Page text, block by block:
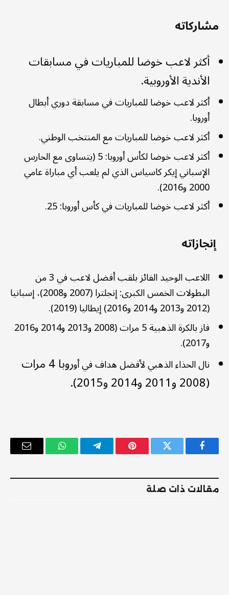
مشاركاته
أكثر لاعب خوضا للمباريات في مسابقات
الأندية الأوروبية.
أكثر لاعب خوضا للمباريات في مسابقة دوري أبطال
أوروبا.
أكثر لاعب خوضا للمباريات مع المنتخب الوطني.
أكثر لاعب خوضا لكأس أوروبا: 5 (يتساوى مع الحارس
الإسباني إيكر كاسياس الذي لم يلعب أي مباراة عامي
2000 و2016).
أكثر لاعب خوضا للمباريات في كأس أوروبا: 25.
إنجازاته
اللاعب الوحيد الفائز بلقب أفضل لاعب في 3 من
البطولات الخمس الكبرى: إنجلترا (2007 و2008)، إسبانيا
(2012 و2013 و2014 و2016) إيطاليا (2019).
فاز بالكرة الذهبية 5 مرات (2008 و2013 و2014 و2016
و2017).
نال الحذاء الذهبي لأفضل هداف في أو
روبا 4 مرات
(2008 و2011 و2014 و2015).
فيسبوك تويتر بينتيريستتيلقرام واتساب
البريد
مقالات ذات صلة